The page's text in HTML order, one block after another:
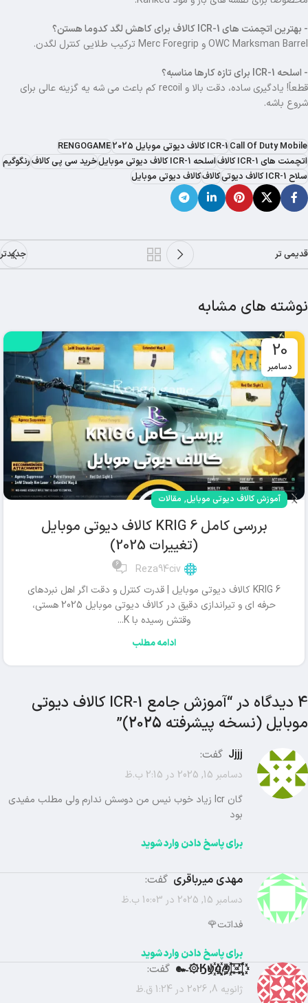
- بهترین اتچمنت های ICR-1 کالاف برای کاهش لگد کدوما هستن؟
OWC Marksman Barrel و Merc Foregrip ترکیب طلایی کنترل لگدن.
- اسلحه ICR-1 برای تازه کارها مناسبه؟
قطعاً! یادگیری ساده، دقت بالا و recoil کم باعث می شه یه گزینه عالی برای
شروع باشه.
Call Of Duty MobileICR-1 کالاف دیوتی موبایل 2025
RENGOGAME
اتچمنت های ICR-1 کالاف
اسلحه ICR-1 کالاف دیوتی موبایل خرید سی پی کالافرنگوگیم
سلاح ICR-1 کالاف دیوتی
کالافکالاف دیوتی موبایل
جدیدتر قدیمی تر
نوشته های مشابه
20
دسامبر
آموزش کالاف دیوتی موبایل, مقالات
بررسی کامل KRIG 6 کالاف دیوتی موبایل
(تغییرات 2025)
Reza94civ
6
KRIG 6 کالاف دیوتی موبایل | قدرت کنترل و دقت اگر اهل نبردهای
حرفه ای و تیراندازی دقیق در کالاف دیوتی موبایل 2025 هستی،
وقتش رسیده با K...
ادامه مطلب
4 دیدگاه در “
آموزش جامع ICR-1 کالاف دیوتی
موبایل (نسخه پیشرفته 2025)
”
Jjjj گفت:
دسامبر 15, 2025 در 2:15 ب.ظ
گان Icr زیاد خوب نیس من دوسش ندارم ولی مطلب مفیدی
بود
برای پاسخ دادن وارد شوید
مهدی میرباقری گفت:
دسامبر 15, 2025 در 10:03 ب.ظ
فداتت🌹
برای پاسخ دادن وارد شوید
꙰꙰Ӄꪗ꙰ꪖ꙰ꪑ꙰۝۞๛ گفت:
ژانویه 8, 2026 در 1:24 ق.ظ